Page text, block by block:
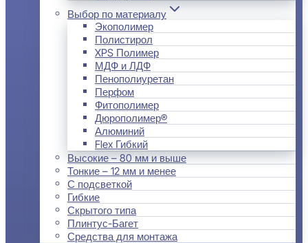
Выбор по материалу
Экополимер
Полистирол
XPS Полимер
МДФ и ЛДФ
Пенополиуретан
Перфом
Фитополимер
Дюрополимер®
Алюминий
Flex Гибкий
Высокие – 80 мм и выше
Тонкие – 12 мм и менее
С подсветкой
Гибкие
Скрытого типа
Плинтус-Багет
Средства для монтажа